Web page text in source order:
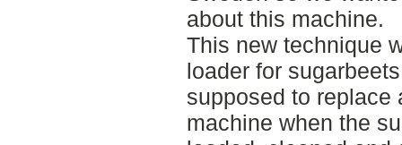
about this machine.
This new technique
loader for
supposed to replace
machine when the